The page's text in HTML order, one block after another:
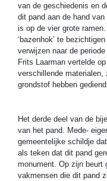
van de geschiedenis en
dit pand aan de hand
is op de vier grote
‘bazenhok’ te
verwijzen naar de
Frits Laarman vertelde
verschillende materialen,
grondstof hebben
Het derde deel van de
van het pand. Mede-
gemeentelijke schildje
als teken dat dit pand
monument. Op zijn beurt
vakmensen die dit pand